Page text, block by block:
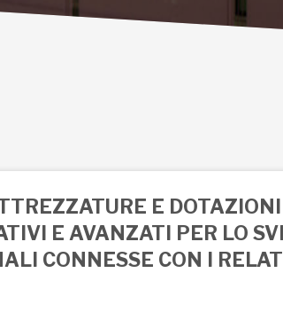
E
E AVANZATI PER LO
CONNESSE CON I